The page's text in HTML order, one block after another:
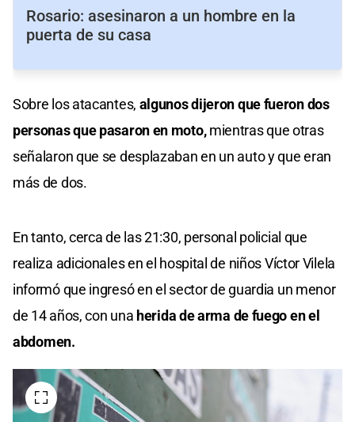
Rosario: asesinaron a un hombre en la
puerta de su casa
Sobre los atacantes, algunos dijeron que fueron dos
personas que pasaron en moto,mientras que otras
señalaron que se desplazaban en un auto y que eran
más de dos.
En tanto, cerca de las 21:30, personal policial que
realiza adicionales en el hospital de niños Víctor Vilela
informó que ingresó en el sector de guardia un menor
de 14 años, con una herida de arma de fuego en el
abdomen.